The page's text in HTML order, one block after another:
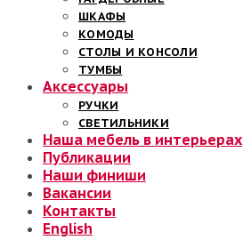
ШКАФЫ
КОМОДЫ
СТОЛЫ И КОНСОЛИ
ТУМБЫ
Аксессуары
РУЧКИ
СВЕТИЛЬНИКИ
Наша мебель в интерьерах
Публикации
Наши финиши
Вакансии
Контакты
English